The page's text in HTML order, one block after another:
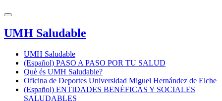
UMH Saludable
UMH Saludable
(Español) PASO A PASO POR TU SALUD
Què és UMH Saludable?
Oficina de Deportes Universidad Miguel Hernández de Elche
(Español) ENTIDADES BENÉFICAS Y SOCIALES
SALUDABLES